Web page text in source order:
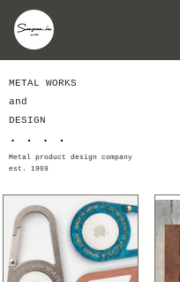
METAL WORKS
and
DESIGN
Metal product design company
est. 1969